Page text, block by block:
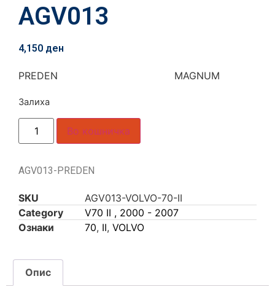
AGV013
4,150 ден
PREDEN MAGNUM
Залиха
Во кошничка
AGV013-PREDEN
SKU
AGV013-VOLVO-70-II
Category
V70 II , 2000 - 2007
Ознаки
70, II, VOLVO
Опис